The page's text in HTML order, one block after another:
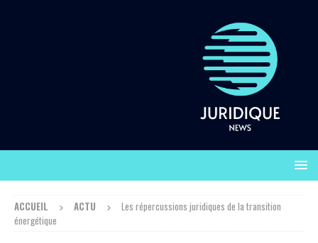
ACCUEIL ACTU
Les répercussions juridiques de la transition
énergétique